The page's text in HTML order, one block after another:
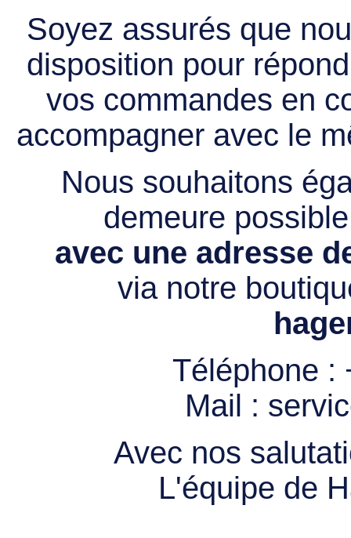
Soyez assurés que
disposition pour
vos commandes en
accompagner avec le
Nous souhaitons
demeure
avec une adresse
via notre
Téléphone :
Mail :
Avec nos
L'équipe de